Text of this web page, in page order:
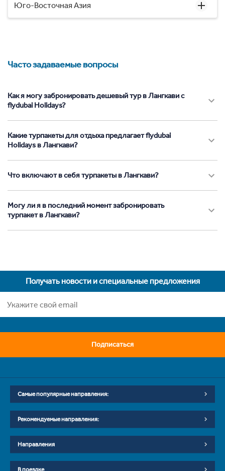
Юго-Восточная Азия
Часто задаваемые вопросы
Как я могу забронировать дешевый тур в Лангкави с
flydubai Holidays?
Какие турпакеты для отдыха предлагает flydubai
Holidays в Лангкави?
Что включают в себя турпакеты в Лангкави?
Могу ли я в последний момент забронировать
турпакет в Лангкави?
Получать новости и специальные предложения
Подписаться
Самые популярные направления:
Рекомендуемые направления:
Направления
В поездке